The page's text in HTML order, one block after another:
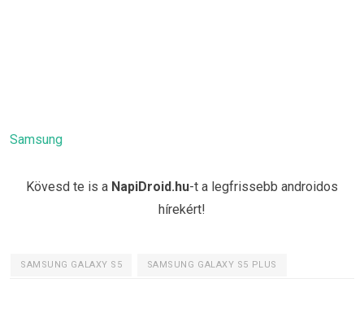
Samsung
Kövesd te is a NapiDroid.hu-t a legfrissebb androidos
hírekért!
SAMSUNG GALAXY S5 SAMSUNG GALAXY S5 PLUS